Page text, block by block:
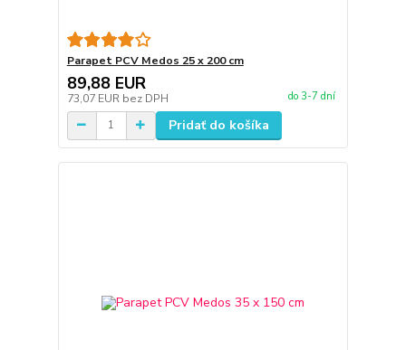
Parapet PCV Medos 25 x 200 cm
89,88 EUR
73,07 EUR bez DPH do 3-7 dní
Pridať do košíka